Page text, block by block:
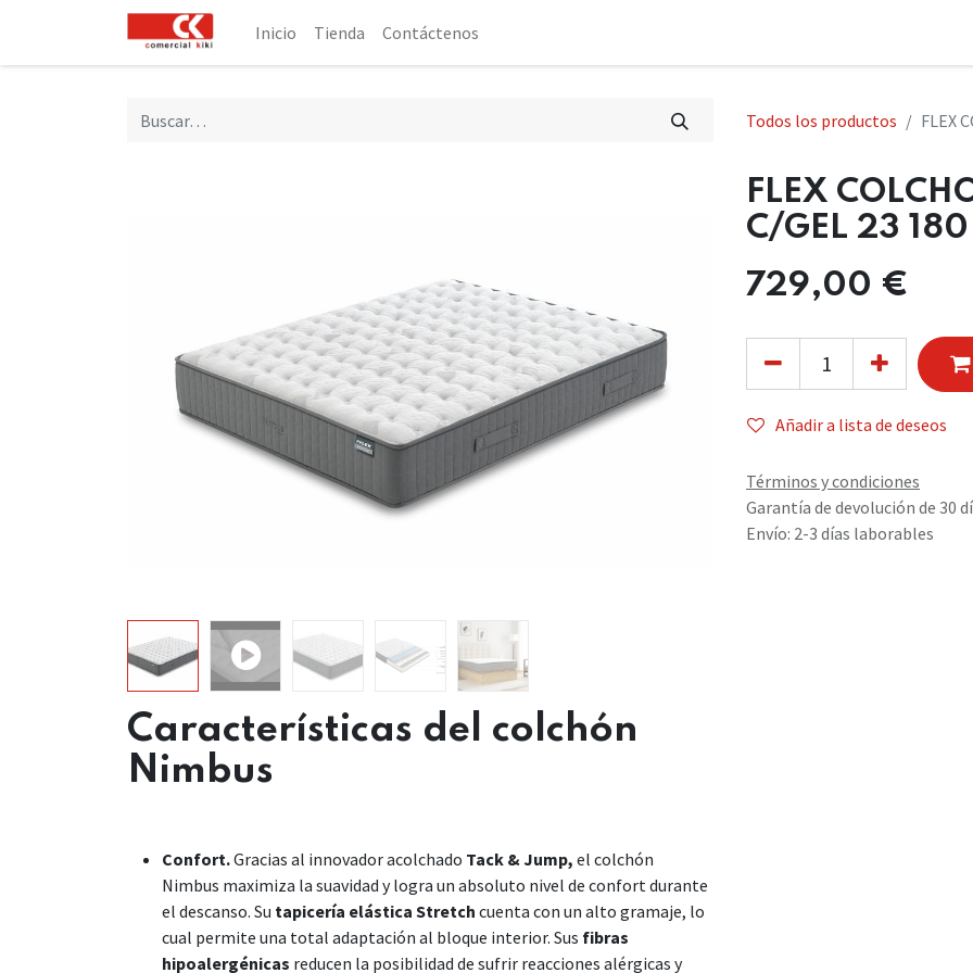
Inicio Tienda Contáctenos
Todos los productos FLEX
Características del colchón
Nimbus
Confort.Gracias al innovador acolchado Tack & Jump, el colchón
Nimbus maximiza la suavidad y logra un absoluto nivel de confort durante
el descanso. Su tapicería elástica Stretch cuenta con un alto gramaje, lo
cual permite una total adaptación al bloque interior. Sus fibras
hipoalergénicas reducen la posibilidad de sufrir reacciones alérgicas y
FLEX
C/GEL 23
729,00 €
Añadir a lista de deseos
Términos y condiciones
Garantía de devolución de 30
Envío: 2-3 días laborables